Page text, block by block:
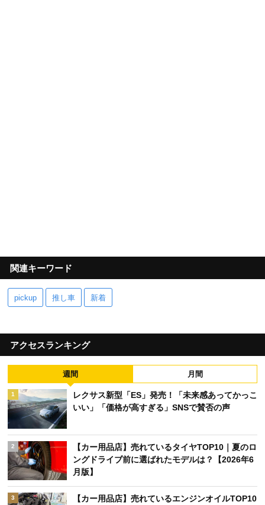
関連キーワード
pickup 推し車 新着
アクセスランキング
週間 月間
1
レクサス新型「ES」発売！「未来感あってかっこ
いい」「価格が高すぎる」SNSで賛否の声
2
【カー用品店】売れているタイヤTOP10｜夏のロ
ングドライブ前に選ばれたモデルは？【2026年6
月版】
3 【カー用品店】売れているエンジンオイルTOP10